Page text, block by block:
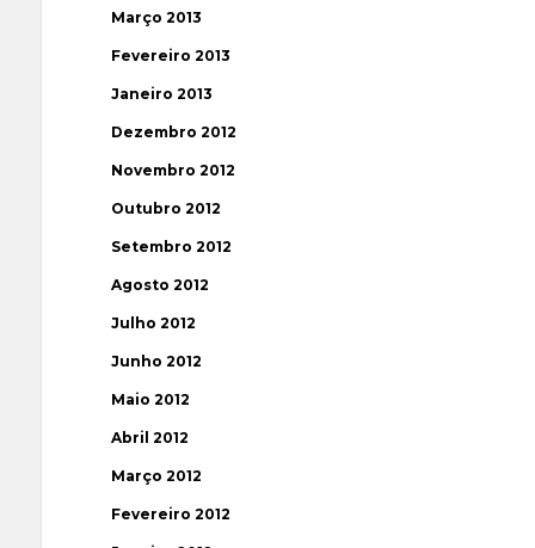
Março 2013
Fevereiro 2013
Janeiro 2013
Dezembro 2012
Novembro 2012
Outubro 2012
Setembro 2012
Agosto 2012
Julho 2012
Junho 2012
Maio 2012
Abril 2012
Março 2012
Fevereiro 2012